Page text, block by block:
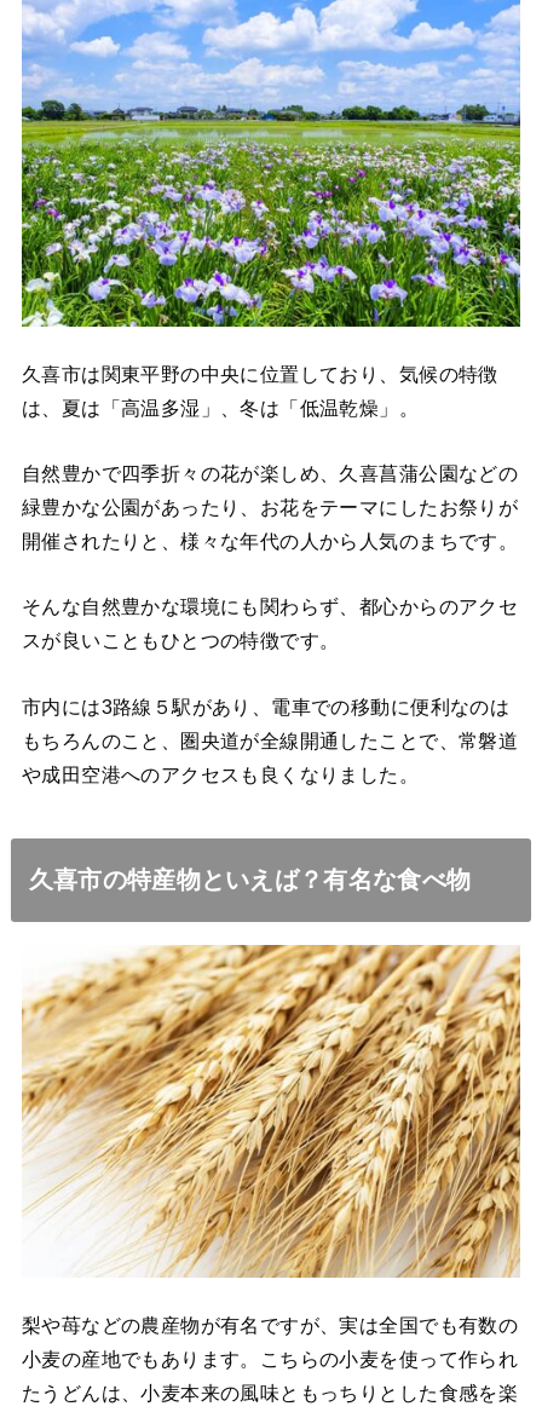
久喜市は関東平野の中央に位置しており、気候の特徴
は、夏は「高温多湿」、冬は「低温乾燥」。
自然豊かで四季折々の花が楽しめ、久喜菖蒲公園などの
緑豊かな公園があったり、お花をテーマにしたお祭りが
開催されたりと、様々な年代の人から人気のまちです。
そんな自然豊かな環境にも関わらず、都心からのアクセ
スが良いこともひとつの特徴です。
市内には3路線５駅があり、電車での移動に便利なのは
もちろんのこと、圏央道が全線開通したことで、 常磐道
や成田空港へのアクセスも良くなりました。
久喜市の特産物といえば？有名な食べ物
梨や苺などの農産物が有名ですが、実は全国でも有数の
小麦の産地でもあります。こちらの小麦を使って作られ
たうどんは、小麦本来の風味ともっちりとした食感を楽